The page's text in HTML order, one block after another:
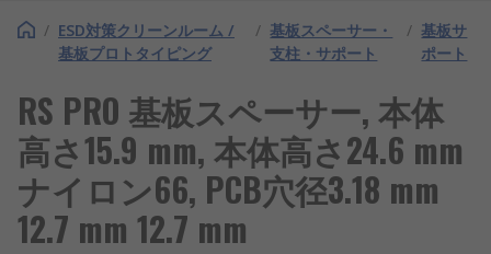
/ ESD対策クリーンルーム /
基板プロトタイピング
/ 基板スペーサー・
支柱・サポート
/ 基板サ
ポート
RS PRO 基板スペーサー, 本体
高さ15.9 mm, 本体高さ24.6 mm
ナイロン66, PCB穴径3.18 mm
12.7 mm 12.7 mm